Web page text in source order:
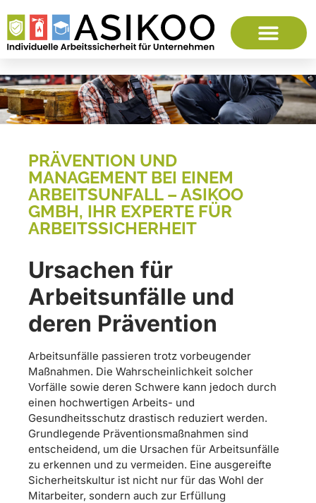
PRÄVENTION UND
MANAGEMENT BEI EINEM
ARBEITSUNFALL – ASIKOO
GMBH, IHR EXPERTE FÜR
ARBEITSSICHERHEIT
Ursachen für
Arbeitsunfälle und
deren Prävention
Arbeitsunfälle passieren trotz vorbeugender
Maßnahmen. Die Wahrscheinlichkeit solcher
Vorfälle sowie deren Schwere kann jedoch durch
einen hochwertigen Arbeits- und
Gesundheitsschutz drastisch reduziert werden.
Grundlegende Präventionsmaßnahmen sind
entscheidend, um die Ursachen für Arbeitsunfälle
zu erkennen und zu vermeiden. Eine ausgereifte
Sicherheitskultur ist nicht nur für das Wohl der
Mitarbeiter, sondern auch zur Erfüllung